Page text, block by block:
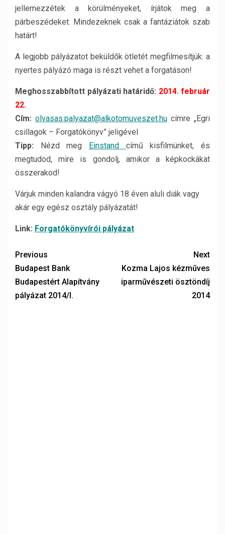
jellemezzétek a körülményeket, írjátok meg a
párbeszédeket. Mindezeknek csak a fantáziátok szab
határt!
A legjobb pályázatot beküldők ötletét megfilmesítjük: a
nyertes pályázó maga is részt vehet a forgatáson!
Meghosszabbított pályázati határidő: 2014. február
22.
Cím: olvasas.palyazat@alkotomuveszet.hu címre „Egri
csillagok – Forgatókönyv” jeligével
Tipp: Nézd meg Einstand című kisfilmünket, és
megtudod, mire is gondolj, amikor a képkockákat
összerakod!
Várjuk minden kalandra vágyó 18 éven aluli diák vagy
akár egy egész osztály pályázatát!
Link: Forgatókönyvírói pályázat
Previous
Budapest Bank
Budapestért Alapítvány
pályázat 2014/I.
Next
Kozma Lajos kézműves
iparművészeti ösztöndíj
2014